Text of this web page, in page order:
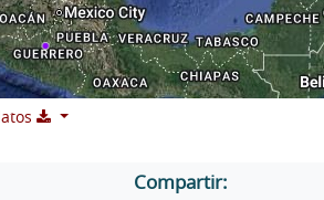
Compartir: